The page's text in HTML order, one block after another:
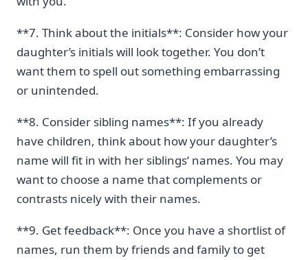
**7. Think‍ about the​ initials**: Consider how your⁤
daughter’s initials ⁢will look ‍together. You don’t
want them⁤ to spell out something⁢ embarrassing
or unintended.
**8. Consider sibling‌ names**:‌ If you already
have children, think about​ how‌ your daughter’s
name will fit in with her siblings‘ names. You may
want to choose‍ a name​ that complements or
⁣contrasts nicely with their names.
**9. Get feedback**: Once you have a shortlist of
names, run them by ​friends and family to get